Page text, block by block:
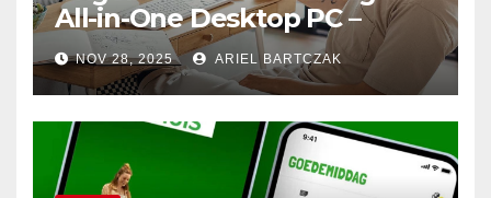
All-in-One Desktop PC –
Krachtige Prestaties en
Minimalistisch Design in
Perfecte Harmonie
NOV 28, 2025 ARIEL BARTCZAK